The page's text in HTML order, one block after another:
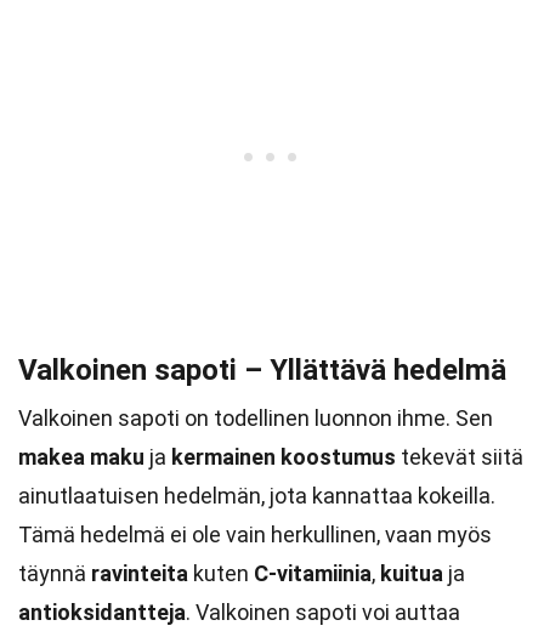
Valkoinen sapoti – Yllättävä hedelmä
Valkoinen sapoti on todellinen luonnon ihme. Sen
makea maku ja kermainen koostumus tekevät siitä
ainutlaatuisen hedelmän, jota kannattaa kokeilla.
Tämä hedelmä ei ole vain herkullinen, vaan myös
täynnä ravinteita kuten C-vitamiinia, kuitua ja
antioksidantteja. Valkoinen sapoti voi auttaa